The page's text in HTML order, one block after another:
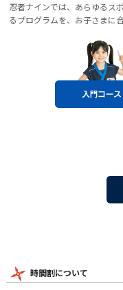
忍者ナインでは、あらゆるス
るプログラムを、お子さまに
時間割について